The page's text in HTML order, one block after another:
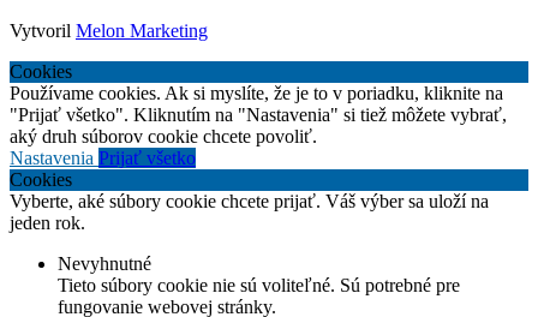
Vytvoril Melon Marketing
Cookies
Používame cookies. Ak si myslíte, že je to v poriadku, kliknite na
"Prijať všetko". Kliknutím na "Nastavenia" si tiež môžete vybrať,
aký druh súborov cookie chcete povoliť.
Nastavenia Prijať všetko
Cookies
Vyberte, aké súbory cookie chcete prijať. Váš výber sa uloží na
jeden rok.
Nevyhnutné
Tieto súbory cookie nie sú voliteľné. Sú potrebné pre
fungovanie webovej stránky.